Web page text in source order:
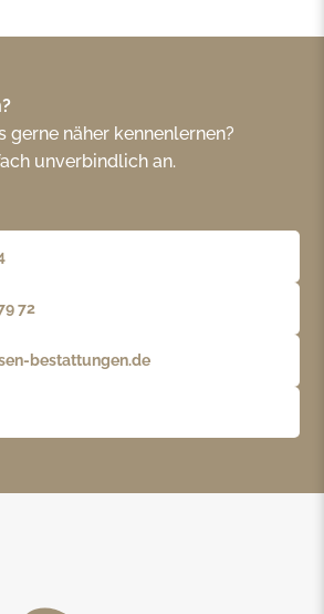
gerne näher kennenlernen?
unverbindlich an.
72
bestattungen.de